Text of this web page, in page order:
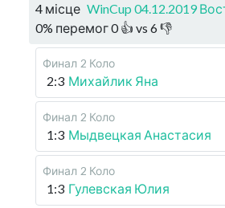
4 місце WinCup 04.12.2019
0% перемог0👍 vs 6👎
Финал 2 Коло
2:3 Михайлик Яна
Финал 2 Коло
1:3 Мыдвецкая Анастасия
Финал 2 Коло
1:3 Гулевская Юлия